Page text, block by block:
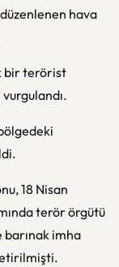
hava
bir terörist
18 Nisan
terör örgütü
barınak imha